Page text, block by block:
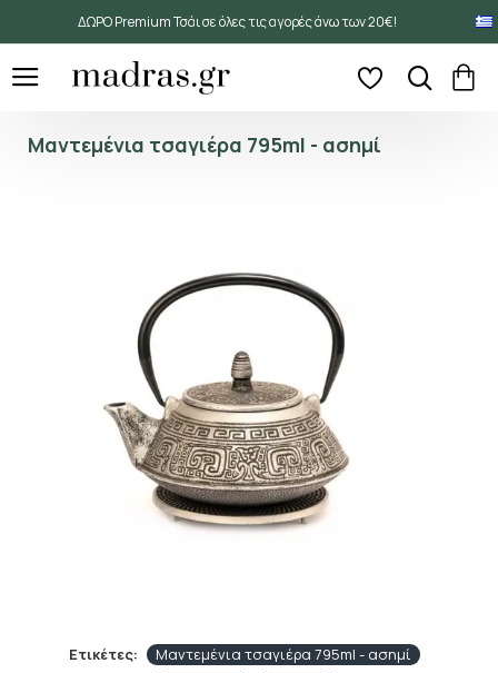
ΔΩΡΟ Premium Τσάι σε όλες τις αγορές άνω των 20€!
Μαντεμένια τσαγιέρα 795ml - ασημί
Ετικέτες:
Μαντεμένια τσαγιέρα 795ml - ασημί